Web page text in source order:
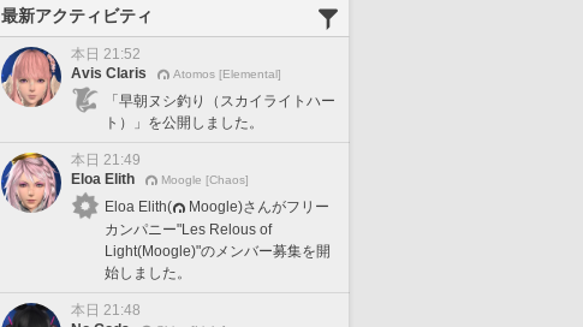
最新アクティビティ
本日 21:52
Avis Claris
Atomos [Elemental]
「早朝ヌシ釣り（スカイライトハー
ト）」を公開しました。
本日 21:49
Eloa Elith
Moogle [Chaos]
Eloa Elith(
Moogle)さんがフリー
カンパニー"Les Relous of
Light(Moogle)"のメンバー募集を開
始しました。
本日 21:48